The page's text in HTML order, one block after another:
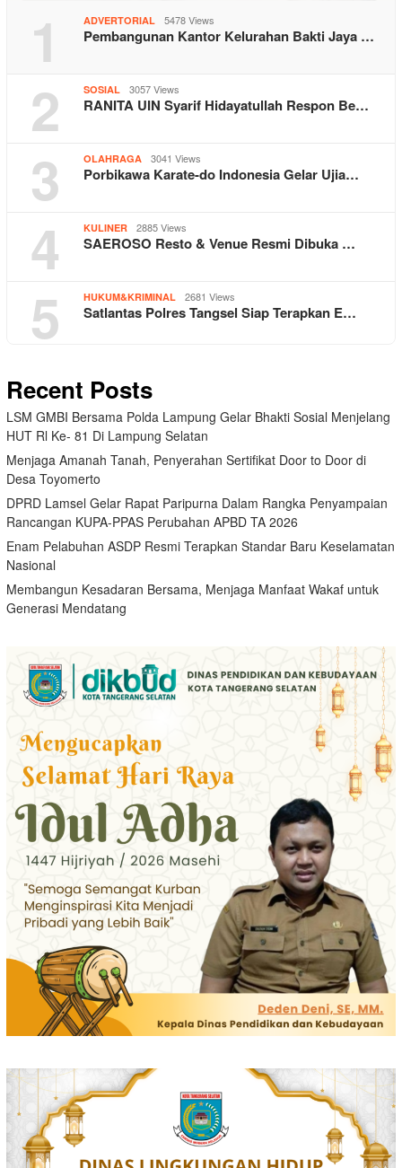
1 ADVERTORIAL 5478 Views
Pembangunan Kantor Kelurahan Bakti Jaya …
2 SOSIAL 3057 Views
RANITA UIN Syarif Hidayatullah Respon Be…
3 OLAHRAGA 3041 Views
Porbikawa Karate-do Indonesia Gelar Ujia…
4 KULINER 2885 Views
SAEROSO Resto & Venue Resmi Dibuka …
5 HUKUM&KRIMINAL 2681 Views
Satlantas Polres Tangsel Siap Terapkan E…
Recent Posts
LSM GMBI Bersama Polda Lampung Gelar Bhakti Sosial Menjelang
HUT Rl Ke- 81 Di Lampung Selatan
Menjaga Amanah Tanah, Penyerahan Sertifikat Door to Door di
Desa Toyomerto
DPRD Lamsel Gelar Rapat Paripurna Dalam Rangka Penyampaian
Rancangan KUPA-PPAS Perubahan APBD TA 2026
Enam Pelabuhan ASDP Resmi Terapkan Standar Baru Keselamatan
Nasional
Membangun Kesadaran Bersama, Menjaga Manfaat Wakaf untuk
Generasi Mendatang